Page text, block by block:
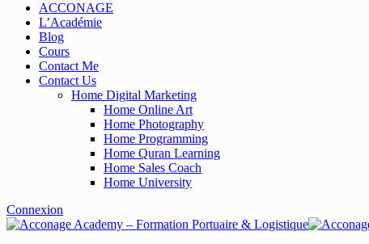
ACCONAGE
L’Académie
Blog
Cours
Contact Me
Contact Us
Home Digital Marketing
Home Online Art
Home Photography
Home Programming
Home Quran Learning
Home Sales Coach
Home University
Connexion